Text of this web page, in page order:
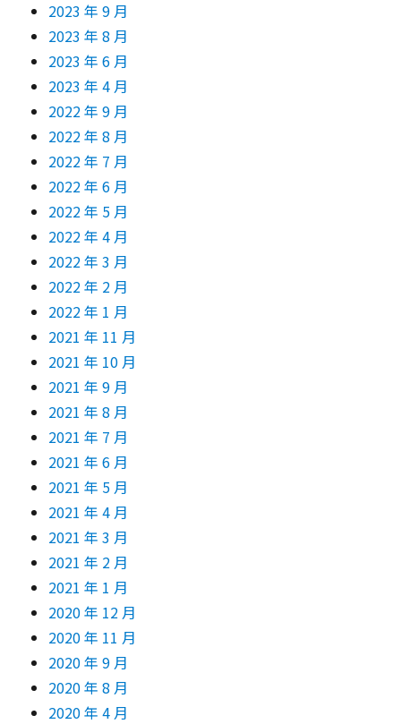
2023 年 9 月
2023 年 8 月
2023 年 6 月
2023 年 4 月
2022 年 9 月
2022 年 8 月
2022 年 7 月
2022 年 6 月
2022 年 5 月
2022 年 4 月
2022 年 3 月
2022 年 2 月
2022 年 1 月
2021 年 11 月
2021 年 10 月
2021 年 9 月
2021 年 8 月
2021 年 7 月
2021 年 6 月
2021 年 5 月
2021 年 4 月
2021 年 3 月
2021 年 2 月
2021 年 1 月
2020 年 12 月
2020 年 11 月
2020 年 9 月
2020 年 8 月
2020 年 4 月